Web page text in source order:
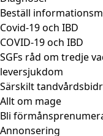
Beställ
Covid-19 och IBD
COVID-19 och IBD
SGFs råd om tredje
leversjukdom
Särskilt
Allt om mage
Bli
Annonsering